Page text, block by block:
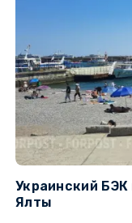
Украинский
Ялты